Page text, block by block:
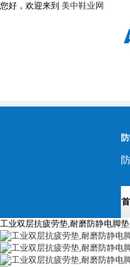
您好，欢迎来到 美中鞋业网
工业双层抗疲劳垫,耐磨防静电脚